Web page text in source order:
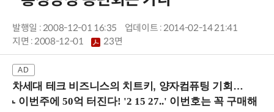
발행일 : 2008-12-01 16:35
업데이트 : 2014-02-14 21:41
지면 :2008-12-01 23면
차세대 테크 비즈니스의 치트키, 양자컴퓨팅 기회를 선점하라! (8/28 강남역)